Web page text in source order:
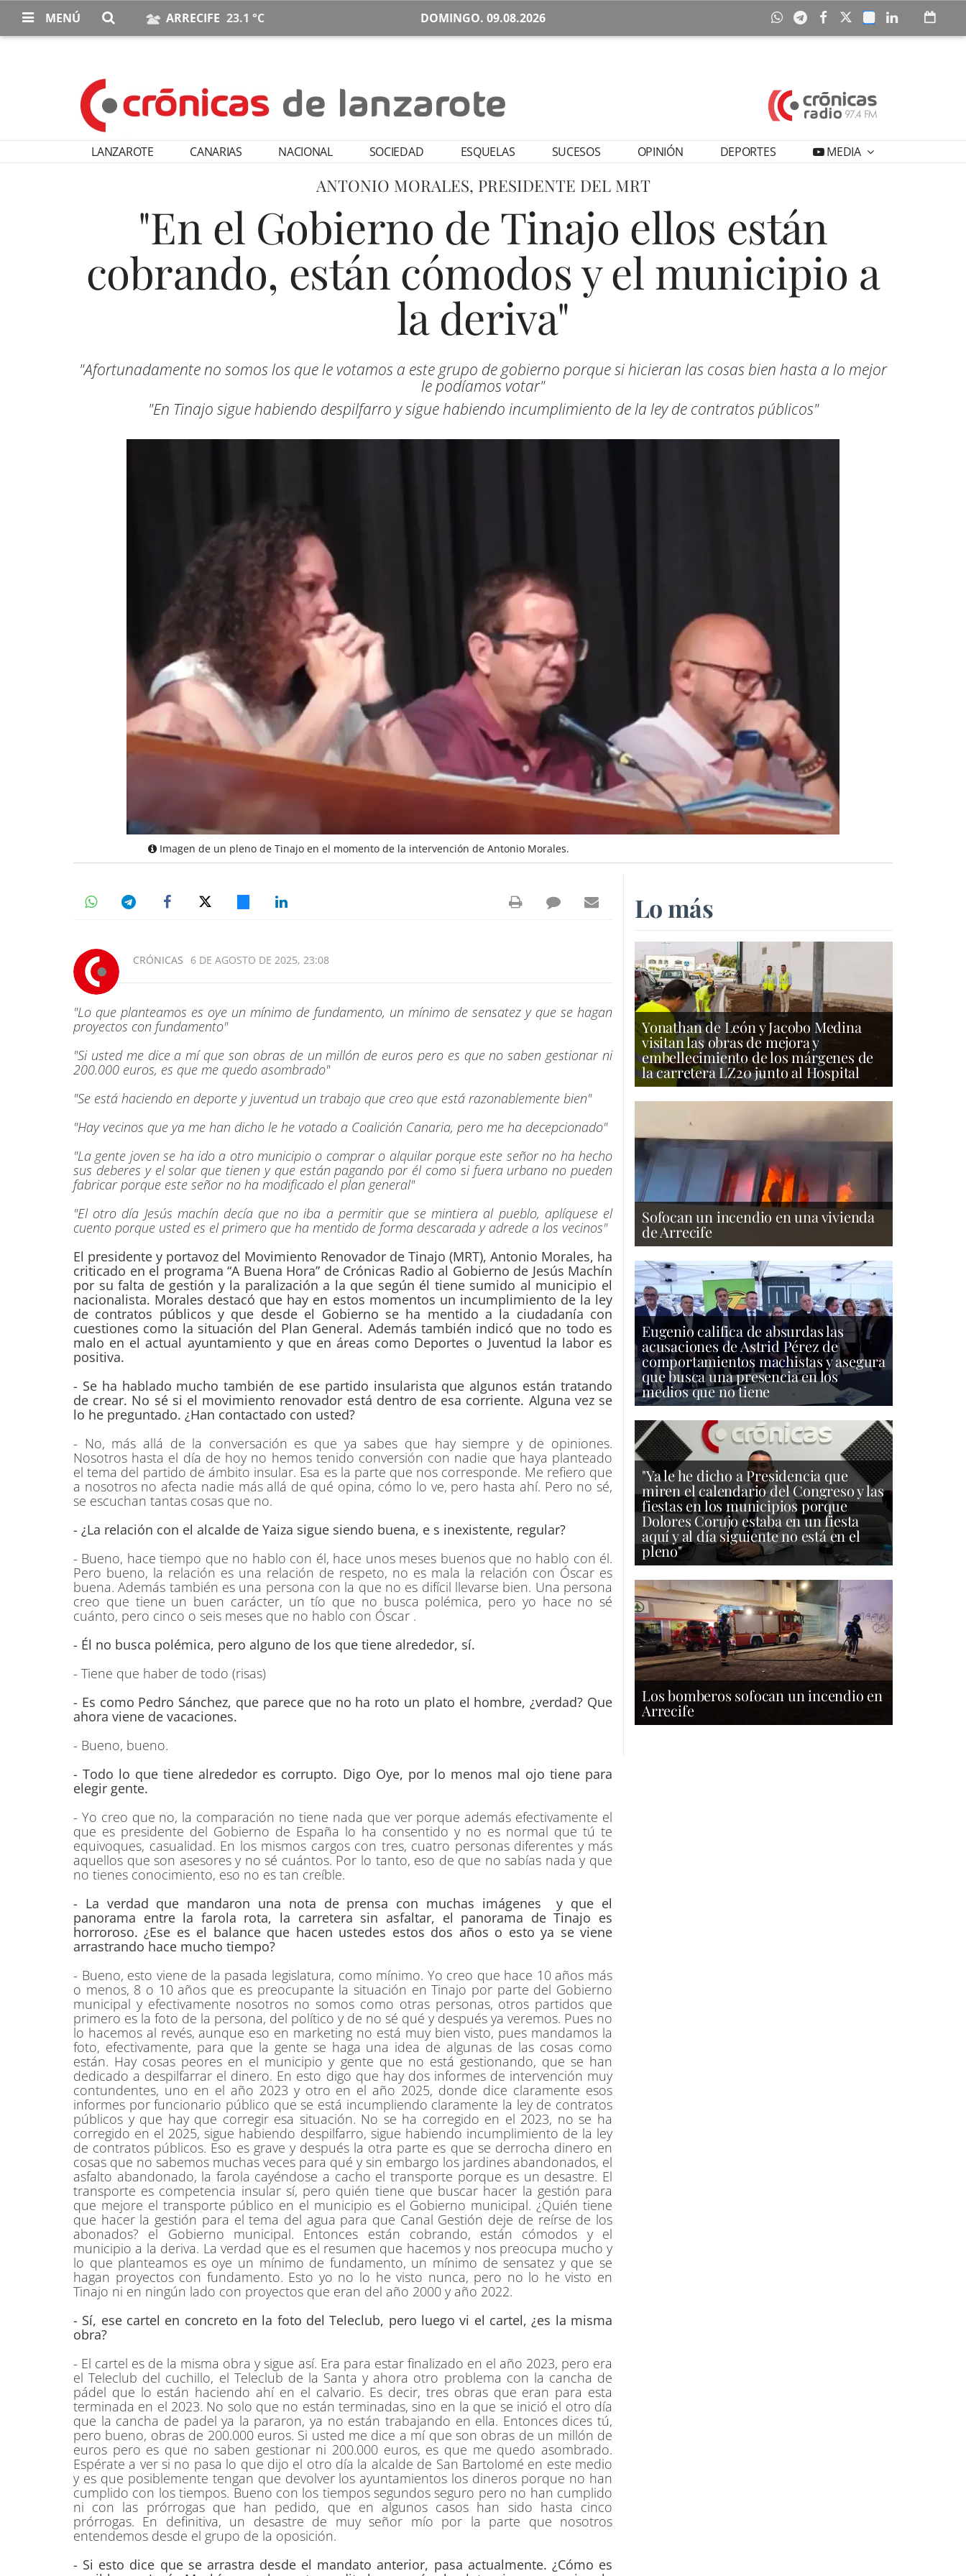
MENÚ ARRECIFE 23.1 °C DOMINGO. 09.08.2026
LANZAROTE CANARIAS NACIONAL SOCIEDAD ESQUELAS SUCESOS OPINIÓN DEPORTES MEDIA
ANTONIO MORALES, PRESIDENTE DEL MRT
"En el Gobierno de Tinajo ellos están
cobrando, están cómodos y el municipio a
la deriva"
"Afortunadamente no somos los que le votamos a este grupo de gobierno porque si hicieran las cosas bien hasta a lo mejor
le podíamos votar"
"En Tinajo sigue habiendo despilfarro y sigue habiendo incumplimiento de la ley de contratos públicos"
Imagen de un pleno de Tinajo en el momento de la intervención de Antonio Morales.
CRÓNICAS 6 DE AGOSTO DE 2025, 23:08
"Lo que planteamos es oye un mínimo de fundamento, un mínimo de sensatez y que se hagan
proyectos con fundamento"
"Si usted me dice a mí que son obras de un millón de euros pero es que no saben gestionar ni
200.000 euros, es que me quedo asombrado"
"Se está haciendo en deporte y juventud un trabajo que creo que está razonablemente bien"
"Hay vecinos que ya me han dicho le he votado a Coalición Canaria, pero me ha decepcionado"
"La gente joven se ha ido a otro municipio o comprar o alquilar porque este señor no ha hecho
sus deberes y el solar que tienen y que están pagando por él como si fuera urbano no pueden
fabricar porque este señor no ha modificado el plan general"
"El otro día Jesús machín decía que no iba a permitir que se mintiera al pueblo, aplíquese el
cuento porque usted es el primero que ha mentido de forma descarada y adrede a los vecinos"
El presidente y portavoz del Movimiento Renovador de Tinajo (MRT), Antonio Morales, ha
criticado en el programa “A Buena Hora” de Crónicas Radio al Gobierno de Jesús Machín
por su falta de gestión y la paralización a la que según él tiene sumido al municipio el
nacionalista. Morales destacó que hay en estos momentos un incumplimiento de la ley
de contratos públicos y que desde el Gobierno se ha mentido a la ciudadanía con
cuestiones como la situación del Plan General. Además también indicó que no todo es
malo en el actual ayuntamiento y que en áreas como Deportes o Juventud la labor es
positiva.
- Se ha hablado mucho también de ese partido insularista que algunos están tratando
de crear. No sé si el movimiento renovador está dentro de esa corriente. Alguna vez se
lo he preguntado. ¿Han contactado con usted?
- No, más allá de la conversación es que ya sabes que hay siempre y de opiniones.
Nosotros hasta el día de hoy no hemos tenido conversión con nadie que haya planteado
el tema del partido de ámbito insular. Esa es la parte que nos corresponde. Me refiero que
a nosotros no afecta nadie más allá de qué opina, cómo lo ve, pero hasta ahí. Pero no sé,
se escuchan tantas cosas que no.
- ¿La relación con el alcalde de Yaiza sigue siendo buena, e s inexistente, regular?
- Bueno, hace tiempo que no hablo con él, hace unos meses buenos que no hablo con él.
Pero bueno, la relación es una relación de respeto, no es mala la relación con Óscar es
buena. Además también es una persona con la que no es difícil llevarse bien. Una persona
creo que tiene un buen carácter, un tío que no busca polémica, pero yo hace no sé
cuánto, pero cinco o seis meses que no hablo con Óscar .
- Él no busca polémica, pero alguno de los que tiene alrededor, sí.
- Tiene que haber de todo (risas)
- Es como Pedro Sánchez, que parece que no ha roto un plato el hombre, ¿verdad? Que
ahora viene de vacaciones.
- Bueno, bueno.
- Todo lo que tiene alrededor es corrupto. Digo Oye, por lo menos mal ojo tiene para
elegir gente.
- Yo creo que no, la comparación no tiene nada que ver porque además efectivamente el
que es presidente del Gobierno de España lo ha consentido y no es normal que tú te
equivoques, casualidad. En los mismos cargos con tres, cuatro personas diferentes y más
aquellos que son asesores y no sé cuántos. Por lo tanto, eso de que no sabías nada y que
no tienes conocimiento, eso no es tan creíble.
- La verdad que mandaron una nota de prensa con muchas imágenes y que el
panorama entre la farola rota, la carretera sin asfaltar, el panorama de Tinajo es
horroroso. ¿Ese es el balance que hacen ustedes estos dos años o esto ya se viene
arrastrando hace mucho tiempo?
- Bueno, esto viene de la pasada legislatura, como mínimo. Yo creo que hace 10 años más
o menos, 8 o 10 años que es preocupante la situación en Tinajo por parte del Gobierno
municipal y efectivamente nosotros no somos como otras personas, otros partidos que
primero es la foto de la persona, del político y de no sé qué y después ya veremos. Pues no
lo hacemos al revés, aunque eso en marketing no está muy bien visto, pues mandamos la
foto, efectivamente, para que la gente se haga una idea de algunas de las cosas como
están. Hay cosas peores en el municipio y gente que no está gestionando, que se han
dedicado a despilfarrar el dinero. En esto digo que hay dos informes de intervención muy
contundentes, uno en el año 2023 y otro en el año 2025, donde dice claramente esos
informes por funcionario público que se está incumpliendo claramente la ley de contratos
públicos y que hay que corregir esa situación. No se ha corregido en el 2023, no se ha
corregido en el 2025, sigue habiendo despilfarro, sigue habiendo incumplimiento de la ley
de contratos públicos. Eso es grave y después la otra parte es que se derrocha dinero en
cosas que no sabemos muchas veces para qué y sin embargo los jardines abandonados, el
asfalto abandonado, la farola cayéndose a cacho el transporte porque es un desastre. El
transporte es competencia insular sí, pero quién tiene que buscar hacer la gestión para
que mejore el transporte público en el municipio es el Gobierno municipal. ¿Quién tiene
que hacer la gestión para el tema del agua para que Canal Gestión deje de reírse de los
abonados? el Gobierno municipal. Entonces están cobrando, están cómodos y el
municipio a la deriva. La verdad que es el resumen que hacemos y nos preocupa mucho y
lo que planteamos es oye un mínimo de fundamento, un mínimo de sensatez y que se
hagan proyectos con fundamento. Esto yo no lo he visto nunca, pero no lo he visto en
Tinajo ni en ningún lado con proyectos que eran del año 2000 y año 2022.
- Sí, ese cartel en concreto en la foto del Teleclub, pero luego vi el cartel, ¿es la misma
obra?
- El cartel es de la misma obra y sigue así. Era para estar finalizado en el año 2023, pero era
el Teleclub del cuchillo, el Teleclub de la Santa y ahora otro problema con la cancha de
pádel que lo están haciendo ahí en el calvario. Es decir, tres obras que eran para esta
terminada en el 2023. No solo que no están terminadas, sino en la que se inició el otro día
que la cancha de padel ya la pararon, ya no están trabajando en ella. Entonces dices tú,
pero bueno, obras de 200.000 euros. Si usted me dice a mí que son obras de un millón de
euros pero es que no saben gestionar ni 200.000 euros, es que me quedo asombrado.
Espérate a ver si no pasa lo que dijo el otro día la alcalde de San Bartolomé en este medio
y es que posiblemente tengan que devolver los ayuntamientos los dineros porque no han
cumplido con los tiempos. Bueno con los tiempos segundos seguro pero no han cumplido
ni con las prórrogas que han pedido, que en algunos casos han sido hasta cinco
prórrogas. En definitiva, un desastre de muy señor mío por la parte que nosotros
entendemos desde el grupo de la oposición.
- Si esto dice que se arrastra desde el mandato anterior, pasa actualmente. ¿Cómo es
Lo más
Yonathan de León y Jacobo Medina
visitan las obras de mejora y
embellecimiento de los márgenes de
la carretera LZ20 junto al Hospital
Sofocan un incendio en una vivienda
de Arrecife
Eugenio califica de absurdas las
acusaciones de Astrid Pérez de
comportamientos machistas y asegura
que busca una presencia en los
medios que no tiene
"Ya le he dicho a Presidencia que
miren el calendario del Congreso y las
fiestas en los municipios porque
Dolores Corujo estaba en un fiesta
aquí y al día siguiente no está en el
pleno"
Los bomberos sofocan un incendio en
Arrecife